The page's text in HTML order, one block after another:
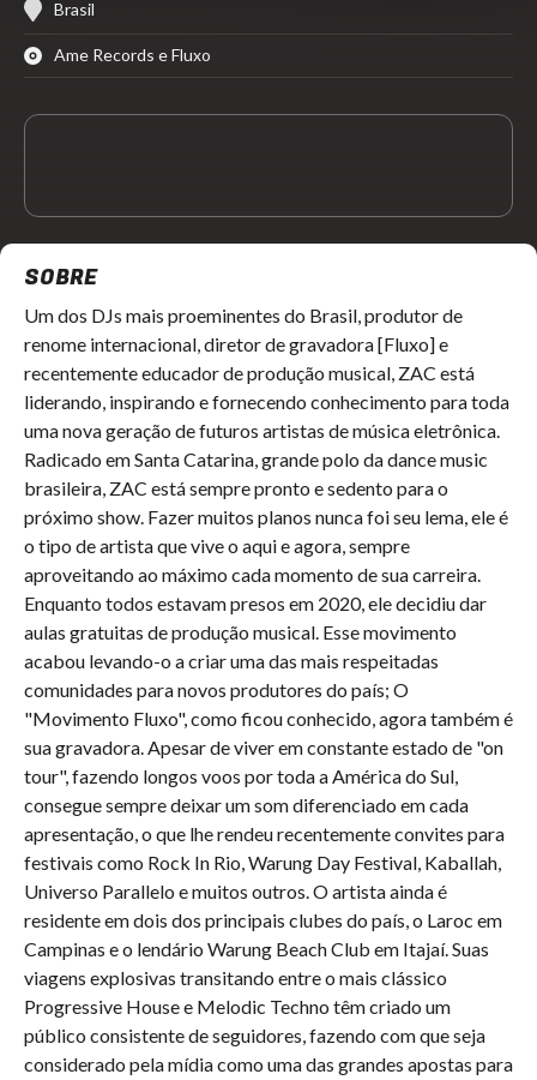
Brasil
Ame Records e Fluxo
SOBRE
Um dos DJs mais proeminentes do Brasil, produtor de
renome internacional, diretor de gravadora [Fluxo] e
recentemente educador de produção musical, ZAC está
liderando, inspirando e fornecendo conhecimento para toda
uma nova geração de futuros artistas de música eletrônica.
Radicado em Santa Catarina, grande polo da dance music
brasileira, ZAC está sempre pronto e sedento para o
próximo show. Fazer muitos planos nunca foi seu lema, ele é
o tipo de artista que vive o aqui e agora, sempre
aproveitando ao máximo cada momento de sua carreira.
Enquanto todos estavam presos em 2020, ele decidiu dar
aulas gratuitas de produção musical. Esse movimento
acabou levando-o a criar uma das mais respeitadas
comunidades para novos produtores do país; O
"Movimento Fluxo", como ficou conhecido, agora também é
sua gravadora. Apesar de viver em constante estado de "on
tour", fazendo longos voos por toda a América do Sul,
consegue sempre deixar um som diferenciado em cada
apresentação, o que lhe rendeu recentemente convites para
festivais como Rock In Rio, Warung Day Festival, Kaballah,
Universo Parallelo e muitos outros. O artista ainda é
residente em dois dos principais clubes do país, o Laroc em
Campinas e o lendário Warung Beach Club em Itajaí. Suas
viagens explosivas transitando entre o mais clássico
Progressive House e Melodic Techno têm criado um
público consistente de seguidores, fazendo com que seja
considerado pela mídia como uma das grandes apostas para